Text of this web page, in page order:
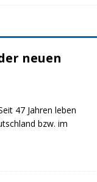
neuen
47 Jahren leben
bzw. im